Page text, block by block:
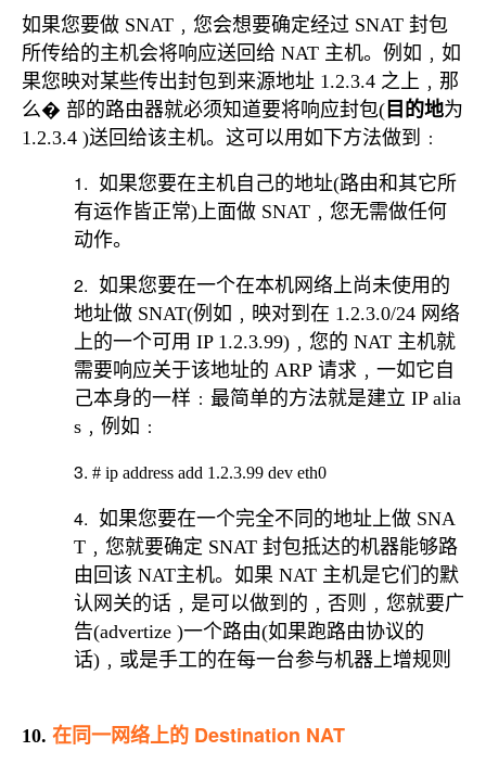
如果您要做 SNAT ﹐您会想要确定经过 SNAT 封包
所传给的主机会将响应送回给 NAT 主机。例如﹐如
果您映对某些传出封包到来源地址 1.2.3.4 之上﹐那
么� 部的路由器就必须知道要将响应封包( 目的地为
1.2.3.4 )送回给该主机。这可以用如下方法做到﹕
1. 如果您要在主机自己的地址(路由和其它所
有运作皆正常)上面做 SNAT ﹐您无需做任何
动作。
2. 如果您要在一个在本机网络上尚未使用的
地址做 SNAT(例如﹐映对到在 1.2.3.0/24 网络
上的一个可用 IP 1.2.3.99) ﹐您的 NAT 主机就
需要响应关于该地址的 ARP 请求﹐一如它自
己本身的一样﹕最简单的方法就是建立 IP alia
s ﹐例如﹕
3. # ip address add 1.2.3.99 dev eth0
4. 如果您要在一个完全不同的地址上做 SNA
T ﹐您就要确定 SNAT 封包抵达的机器能够路
由回该 NAT主机。如果 NAT 主机是它们的默
认网关的话﹐是可以做到的﹐否则﹐您就要广
告(advertize )一个路由(如果跑路由协议的
话) ﹐或是手工的在每一台参与机器上增规则
10. 在同一网络上的 Destination NAT